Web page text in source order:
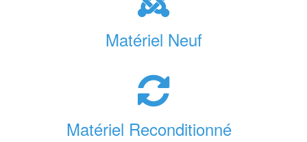
Matériel Neuf
Matériel Reconditionné